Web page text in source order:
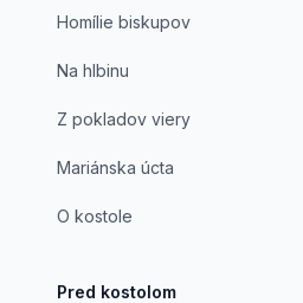
Homílie biskupov
Na hlbinu
Z pokladov viery
Mariánska úcta
O kostole
Pred kostolom